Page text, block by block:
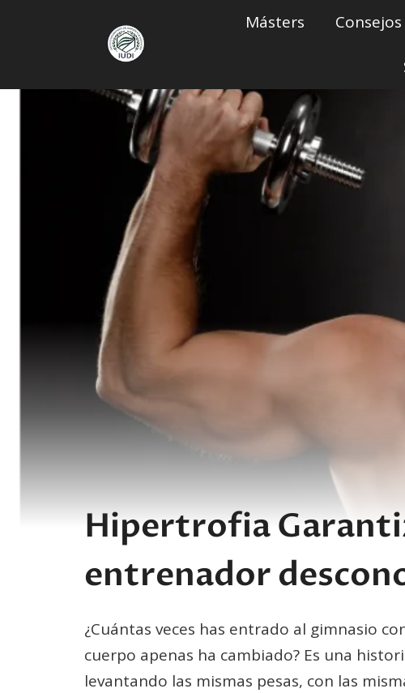
Másters Consejos
Hipertrofia
entrenador
¿Cuántas veces has entrado al gimnasio
cuerpo apenas ha cambiado? Es una
levantando las mismas pesas, con las